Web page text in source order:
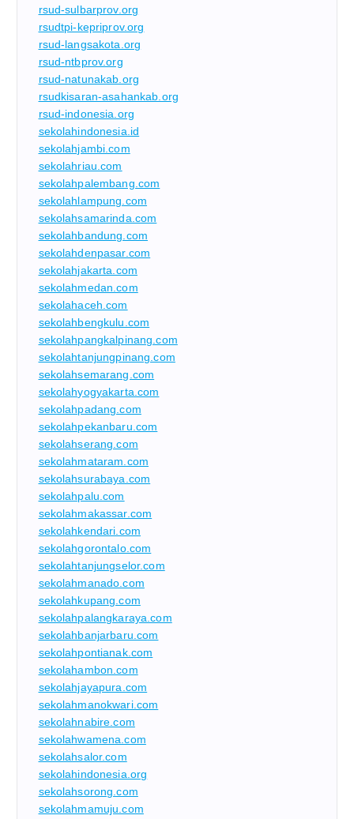
rsud-sulbarprov.org
rsudtpi-kepriprov.org
rsud-langsakota.org
rsud-ntbprov.org
rsud-natunakab.org
rsudkisaran-asahankab.org
rsud-indonesia.org
sekolahindonesia.id
sekolahjambi.com
sekolahriau.com
sekolahpalembang.com
sekolahlampung.com
sekolahsamarinda.com
sekolahbandung.com
sekolahdenpasar.com
sekolahjakarta.com
sekolahmedan.com
sekolahaceh.com
sekolahbengkulu.com
sekolahpangkalpinang.com
sekolahtanjungpinang.com
sekolahsemarang.com
sekolahyogyakarta.com
sekolahpadang.com
sekolahpekanbaru.com
sekolahserang.com
sekolahmataram.com
sekolahsurabaya.com
sekolahpalu.com
sekolahmakassar.com
sekolahkendari.com
sekolahgorontalo.com
sekolahtanjungselor.com
sekolahmanado.com
sekolahkupang.com
sekolahpalangkaraya.com
sekolahbanjarbaru.com
sekolahpontianak.com
sekolahambon.com
sekolahjayapura.com
sekolahmanokwari.com
sekolahnabire.com
sekolahwamena.com
sekolahsalor.com
sekolahindonesia.org
sekolahsorong.com
sekolahmamuju.com